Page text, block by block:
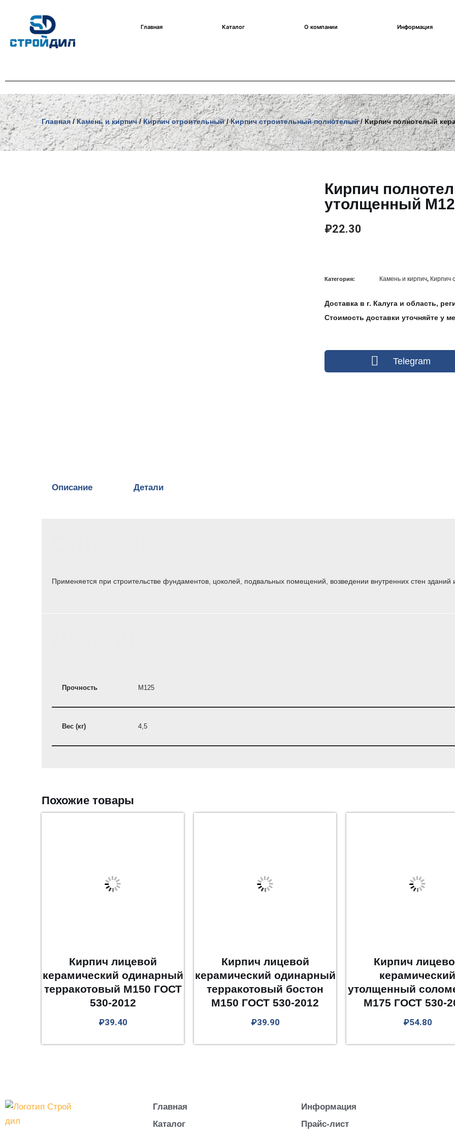
Перейти
к
Главная Каталог О компании Информация
Главная/Камень и кирпич/Кирпич строительный/Кирпич строительный полнотелый/ Кирпич полнотелый
Кирпич
утолщенный
₽22.30
Категория: Камень и кирпич, Кирпич
Доставка в г. Калуга и область,
Стоимость доставки уточняйте у
Telegram
Описание Детали
Применяется при строительстве фундаментов, цоколей, подвальных помещений, возведении внутренних стен зданий
Прочность M125
Вес (кг) 4,5
Похожие товары
Кирпич лицевой
керамический одинарный
терракотовый М150 ГОСТ
530-2012
₽39.40
Кирпич лицевой
керамический одинарный
терракотовый бостон
М150 ГОСТ 530-2012
₽39.90
Кирпич
керамический
утолщенный
М175 ГОСТ 530-
₽54.80
Главная
Каталог
Информация
Прайс-лист